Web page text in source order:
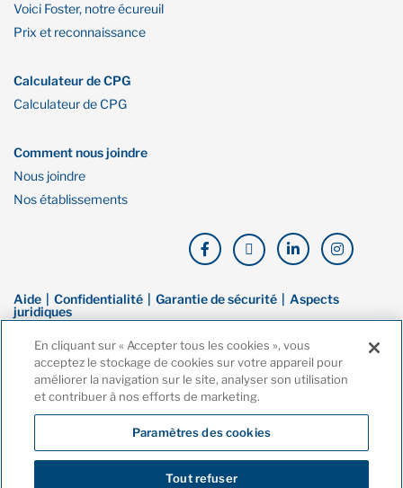
Voici Foster, notre écureuil
Prix et reconnaissance
Calculateur de CPG
Calculateur de CPG
Comment nous joindre
Nous joindre
Nos établissements
Aide Confidentialité Garantie de sécurité
Aspects
juridiques
© Droit d’auteur de Financière Oaken. Tous droits réservés. La Financière
Oaken est une marque de commerce de Banque Home, une filiale en
propriété exclusive de la Compagnie Home Trust. Ces dernières sont
toutes deux membres de la Société d’assurance-dépôts du Canada
(SADC).
En cliquant sur « Accepter tous les cookies », vous
acceptez le stockage de cookies sur votre appareil pour
améliorer la navigation sur le site, analyser son utilisation
et contribuer à nos efforts de marketing.
Paramètres des cookies
Tout refuser